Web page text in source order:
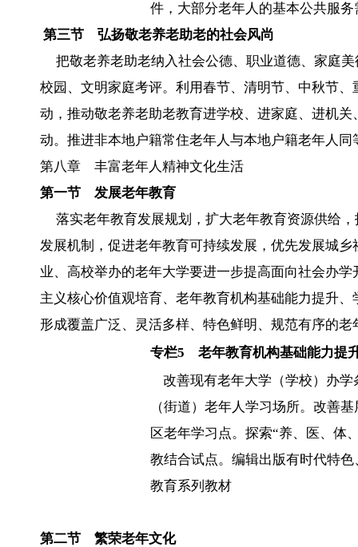
件，大部分老年人的基本公共服
第三节 弘扬敬老养老助老的社会风尚
把敬老养老助老纳入社会公德、职业道德、家庭
校园、文明家庭考评。利用春节、清明节、中秋节
动，推动敬老养老助老教育进学校、进家庭、进机
动。推进非本地户籍常住老年人与本地户籍老年人
第八章 丰富老年人精神文化生活
第一节 发展老年教育
落实老年教育发展规划，扩大老年教育资源供给
发展机制，促进老年教育可持续发展，优先发展城
业、高校举办的老年大学要进一步提高面向社会办
主义核心价值观培育、老年教育机构基础能力提升
形成覆盖广泛、灵活多样、特色鲜明、规范有序的
专栏5 老年教育机构基础能力提
改善现有老年大学（学校）办学
（街道）老年人学习场所。改善
区老年学习点。探索“养、医、体
教结合试点。编辑出版有时代特
教育系列教材
第二节 繁荣老年文化